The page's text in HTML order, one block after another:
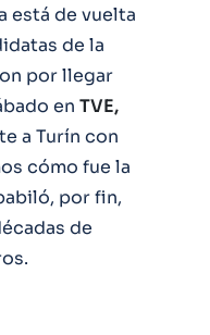
está de vuelta
de la
por llegar
en TVE,
a Turín con
cómo fue la
por fin,
de